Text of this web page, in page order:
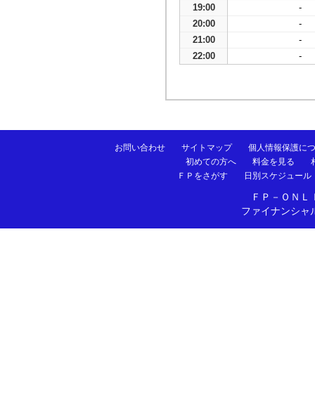
19:00
-
20:00
-
21:00
-
22:00
-
お問い合わせ サイトマップ
個人情報保護に
初めての方へ
料金を見る
ＦＰをさがす
日別スケジュール
ＦＰ－ＯＮ
ファイナンシャ